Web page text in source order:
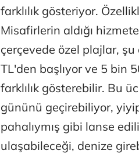
farklılık gösteriyor.
Misafirlerin aldığı
çerçevede özel plajlar,
TL'den başlıyor ve 5 bin
farklılık gösterebilir. Bu
gününü geçirebiliyor,
pahalıymış gibi lanse
ulaşabileceği, denize